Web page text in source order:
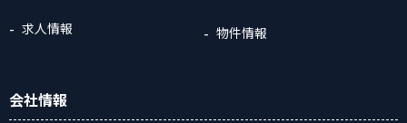
求人情報 物件情報
会社情報